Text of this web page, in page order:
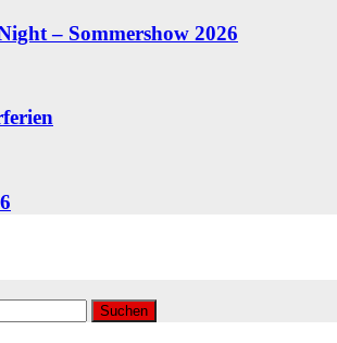
– Sommershow 2026